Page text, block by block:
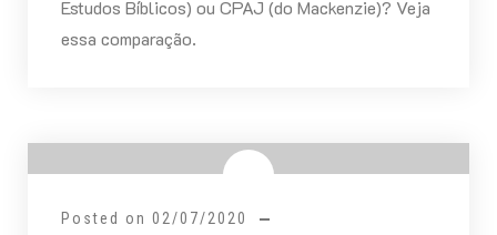
Estudos Bíblicos) ou CPAJ (do Mackenzie)? Veja
essa comparação.
Posted on 02/07/2020